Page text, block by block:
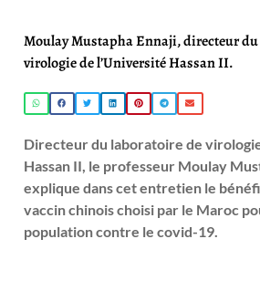
Moulay Mustapha Ennaji, directeur
virologie de l’Université Hassan II.
Directeur du laboratoire de
Hassan II, le professeur Moulay
explique dans cet entretien le
vaccin chinois choisi par le Maroc
population contre le covid-19.